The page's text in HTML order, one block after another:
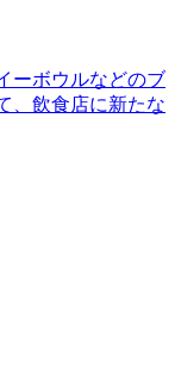
ーボウルなどのブ
、飲食店に新たな